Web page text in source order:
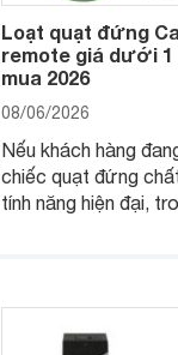
Loạt quạt đứng
remote giá dưới
mua 2026
08/06/2026
Nếu khách hàng
chiếc quạt đứng
tính năng hiện đại,